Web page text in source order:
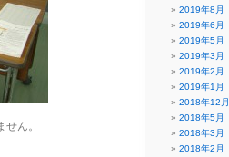
ん。
2019年8月
2019年6月
2019年5月
2019年3月
2019年2月
2019年1月
2018年12月
2018年5月
2018年3月
2018年2月